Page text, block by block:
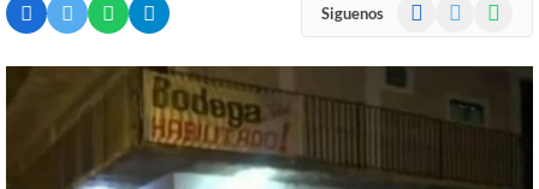
Siguenos Facebook